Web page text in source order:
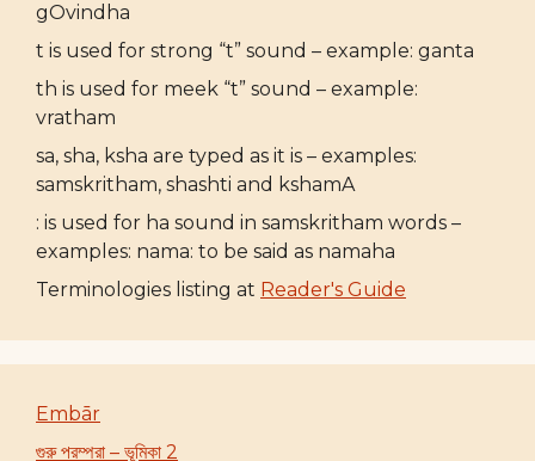
gOvindha
t is used for strong “t” sound – example: ganta
th is used for meek “t” sound – example:
vratham
sa, sha, ksha are typed as it is – examples:
samskritham, shashti and kshamA
: is used for ha sound in samskritham words –
examples: nama: to be said as namaha
Terminologies listing at Reader's Guide
Embār
গুরু পরম্পরা – ভূমিকা 2